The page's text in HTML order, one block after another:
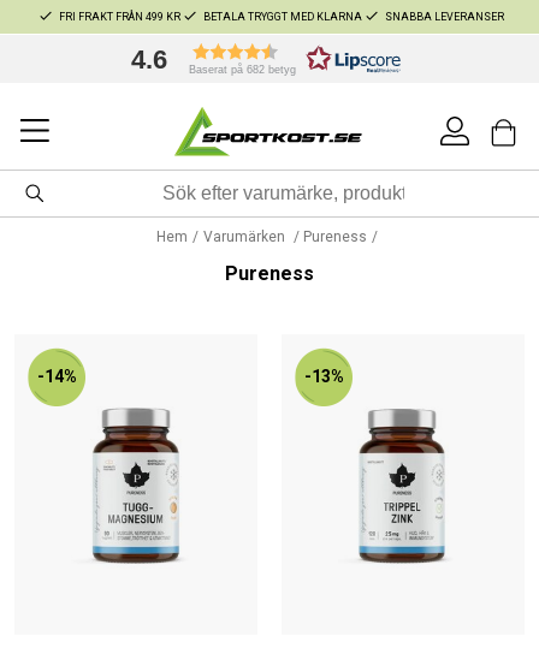
FRI FRAKT FRÅN 499 KR BETALA TRYGGT MED KLARNA SNABBA LEVERANSER
4.6 Baserat på 682 betyg
Hem Varumärken Pureness
Pureness
-14% -13%